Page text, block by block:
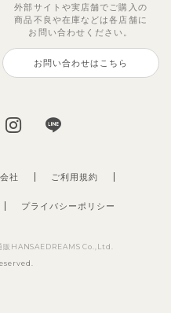
2,475
（税込）
外部サイトや実店舗でご購入の
商品不良や在庫などは各店舗に
お問い合わせください。
お問い合わせはこちら
社
プライバシーポリシー
ご利用規約
販HANSAEDREAMS Co.,Ltd.